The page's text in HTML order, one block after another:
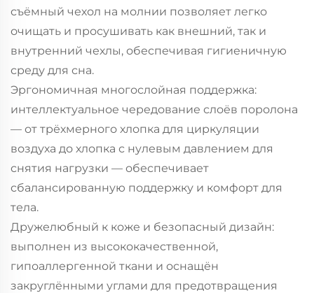
съёмный чехол на молнии позволяет легко
очищать и просушивать как внешний, так и
внутренний чехлы, обеспечивая гигиеничную
среду для сна.
Эргономичная многослойная поддержка:
интеллектуальное чередование слоёв поролона
— от трёхмерного хлопка для циркуляции
воздуха до хлопка с нулевым давлением для
снятия нагрузки — обеспечивает
сбалансированную поддержку и комфорт для
тела.
Дружелюбный к коже и безопасный дизайн:
выполнен из высококачественной,
гипоаллергенной ткани и оснащён
закруглёнными углами для предотвращения